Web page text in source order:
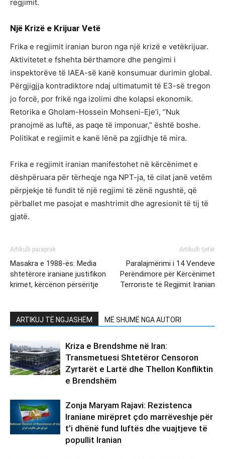
regjimit.
Një Krizë e Krijuar Vetë
Frika e regjimit iranian buron nga një krizë e vetëkrijuar.
Aktivitetet e fshehta bërthamore dhe pengimi i
inspektorëve të IAEA-së kanë konsumuar durimin global.
Përgjigjja kontradiktore ndaj ultimatumit të E3-së tregon
jo forcë, por frikë nga izolimi dhe kolapsi ekonomik.
Retorika e Gholam-Hossein Mohseni-Eje’i, “Nuk
pranojmë as luftë, as paqe të imponuar,” është boshe.
Politikat e regjimit e kanë lënë pa zgjidhje të mira.
Frika e regjimit iranian manifestohet në kërcënimet e
dëshpëruara për tërheqje nga NPT-ja, të cilat janë vetëm
përpjekje të fundit të një regjimi të zënë ngushtë, që
përballet me pasojat e mashtrimit dhe agresionit të tij të
gjatë.
Artikulli paraprak
Masakra e 1988-ës: Media
shtetërore iraniane justifikon
krimet, kërcënon përsëritje
Artikulli tjetër
Paralajmërimi i 14 Vendeve
Perëndimore për Kërcënimet
Terroriste të Regjimit Iranian
ARTIKUJ TË NGJASHËM MË SHUMË NGA AUTORI
Kriza e Brendshme në Iran:
Transmetuesi Shtetëror Censoron
Zyrtarët e Lartë dhe Thellon Konfliktin
e Brendshëm
Zonja Maryam Rajavi: Rezistenca
Iraniane mirëpret çdo marrëveshje për
t’i dhënë fund luftës dhe vuajtjeve të
popullit Iranian